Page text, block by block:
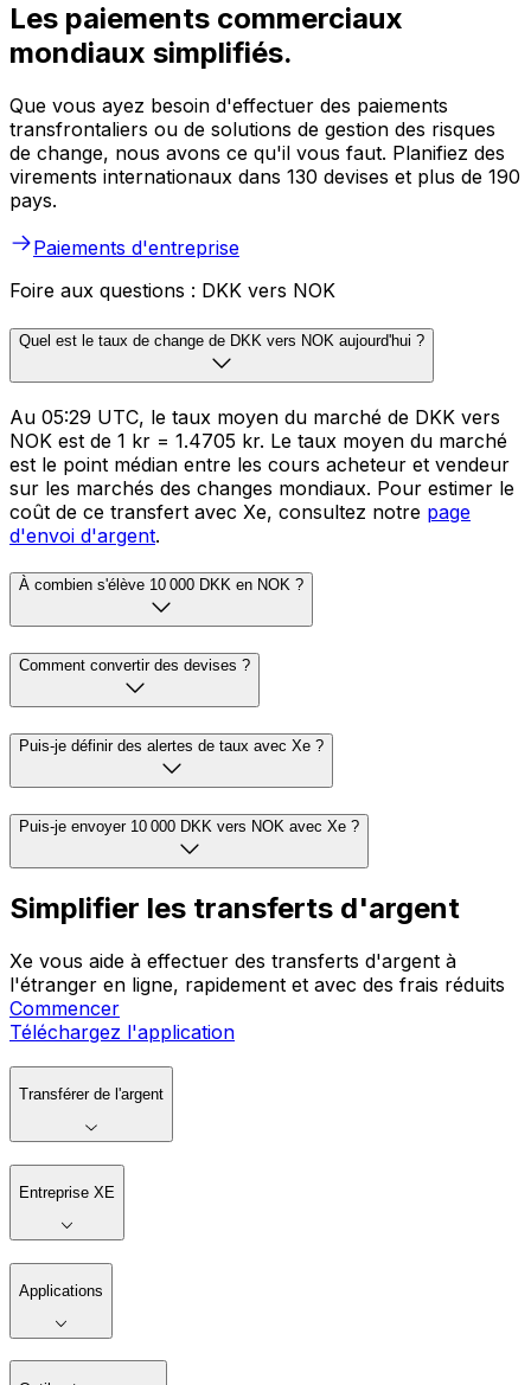
Les paiements commerciaux
mondiaux simplifiés.
Que vous ayez besoin d'effectuer des paiements
transfrontaliers ou de solutions de gestion des risques
de change, nous avons ce qu'il vous faut. Planifiez des
virements internationaux dans 130 devises et plus de 190
pays.
Paiements d'entreprise
Foire aux questions : DKK vers NOK
Quel est le taux de change de DKK vers NOK aujourd'hui ?
Au 05:29 UTC, le taux moyen du marché de DKK vers
NOK est de 1 kr = 1.4705 kr. Le taux moyen du marché
est le point médian entre les cours acheteur et vendeur
sur les marchés des changes mondiaux. Pour estimer le
coût de ce transfert avec Xe, consultez notre page
d'envoi d'argent.
À combien s'élève 10 000 DKK en NOK ?
Comment convertir des devises ?
Puis-je définir des alertes de taux avec Xe ?
Puis-je envoyer 10 000 DKK vers NOK avec Xe ?
Simplifier les transferts d'argent
Xe vous aide à effectuer des transferts d'argent à
l'étranger en ligne, rapidement et avec des frais réduits
Commencer
Téléchargez l'application
Transférer de l'argent
Entreprise XE
Applications